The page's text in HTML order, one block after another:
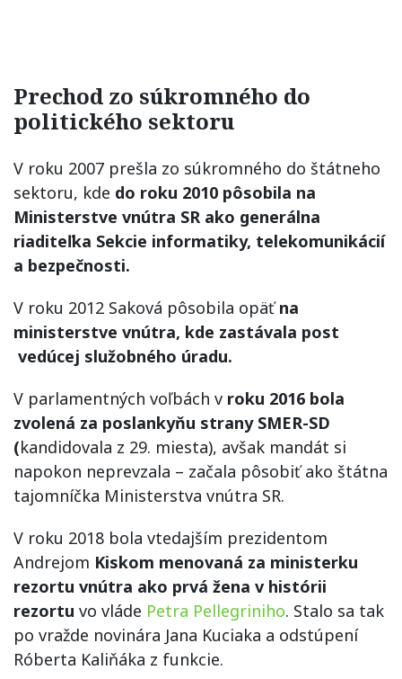
Prechod zo súkromného do
politického sektoru
V roku 2007 prešla zo súkromného do štátneho
sektoru, kde do roku 2010 pôsobila na
Ministerstve vnútra SR ako generálna
riaditeľka Sekcie informatiky, telekomunikácií
a bezpečnosti.
V roku 2012 Saková pôsobila opäťna
ministerstve vnútra, kde zastávala post
vedúcej služobného úradu.
V parlamentných voľbách v roku 2016 bola
zvolená za poslankyňu strany SMER-SD
(kandidovala z 29. miesta), avšak mandát si
napokon neprevzala – začala pôsobiť ako štátna
tajomníčka Ministerstva vnútra SR.
V roku 2018 bola vtedajším prezidentom
Andrejom Kiskom menovaná za ministerku
rezortu vnútra ako prvá žena v histórii
rezortu vo vláde Petra Pellegriniho. Stalo sa tak
po vražde novinára Jana Kuciaka a odstúpení
Róberta Kaliňáka z funkcie.